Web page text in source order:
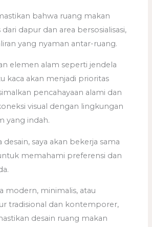
bahwa ruang makan
dapur dan area bersosialisasi,
yang nyaman antar-ruang.
elemen alam seperti jendela
kaca akan menjadi prioritas
pencahayaan alami dan
visual dengan lingkungan
yang indah.
desain, saya akan bekerja sama
memahami preferensi dan
modern, minimalis, atau
tradisional dan kontemporer,
desain ruang makan